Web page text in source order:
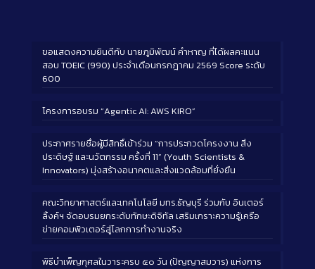
ขอแสดงความยินดีกับ นายภูมิพัฒน์ คำหาญ ที่ได้ผลคะแนน
สอบ TOEIC (990) ประจำเดือนกรกฎาคม 2569 Score ระดับ
600
โครงการอบรม “Agentic AI: AWS KIRO”
ประกาศรายชื่อผู้มีสิทธิ์เข้าร่วม “การประกวดโครงงาน สิ่ง
ประดิษฐ์ และนวัตกรรม ครั้งที่ 11” (Youth Scientists &
Innovators) มุ่งสร้างอนาคตและสิ่งแวดล้อมที่ยั่งยืน
คณะวิทยาศาสตร์และเทคโนโลยี มทร.ธัญบุรี ร่วมกับ อินเตอร์
ลิ้งค์ฯ จัดอบรมยกระดับทักษะดิจิทัล เสริมเกราะความรู้เครือ
ข่ายคอมพิวเตอร์สู่โลกการทำงานจริง
พิธีบำเพ็ญกุศลในวาระครบ ๕๐ วัน (ปัญญาสมวาร) แห่งการ